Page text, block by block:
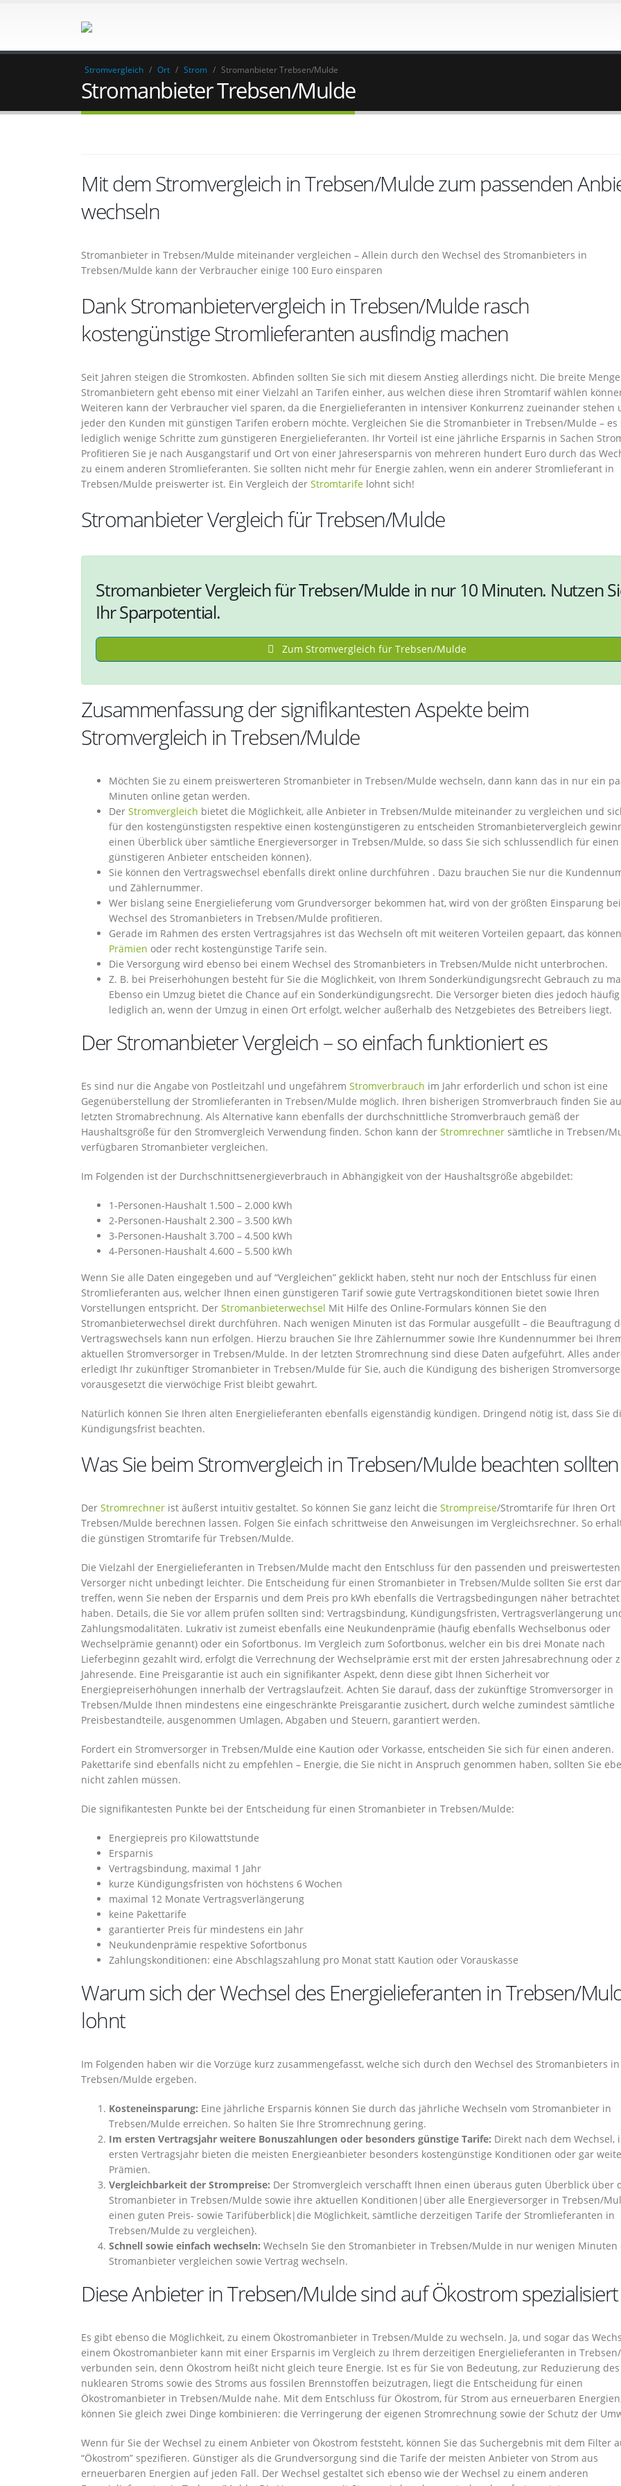
Stromvergleich / Ort / Strom / Stromanbieter Trebsen/Mulde
Stromanbieter Trebsen/Mulde
Mit dem Stromvergleich in Trebsen/Mulde zum passenden
wechseln
Stromanbieter in Trebsen/Mulde miteinander vergleichen – Allein durch den Wechsel des Stromanbieters in
Trebsen/Mulde kann der Verbraucher einige 100 Euro einsparen
Dank Stromanbietervergleich in Trebsen/Mulde rasch
kostengünstige Stromlieferanten ausfindig machen
Seit Jahren steigen die Stromkosten. Abfinden sollten Sie sich mit diesem Anstieg allerdings nicht. Die breite
Stromanbietern geht ebenso mit einer Vielzahl an Tarifen einher, aus welchen diese ihren Stromtarif wählen
Weiteren kann der Verbraucher viel sparen, da die Energielieferanten in intensiver Konkurrenz zueinander stehen
jeder den Kunden mit günstigen Tarifen erobern möchte. Vergleichen Sie die Stromanbieter in Trebsen/Mulde – es
lediglich wenige Schritte zum günstigeren Energielieferanten. Ihr Vorteil ist eine jährliche Ersparnis in Sachen
Profitieren Sie je nach Ausgangstarif und Ort von einer Jahresersparnis von mehreren hundert Euro durch das
zu einem anderen Stromlieferanten. Sie sollten nicht mehr für Energie zahlen, wenn ein anderer Stromlieferant in
Trebsen/Mulde preiswerter ist. Ein Vergleich der Stromtarife lohnt sich!
Stromanbieter Vergleich für Trebsen/Mulde
Stromanbieter Vergleich für Trebsen/Mulde in nur 10 Minuten. Nutzen
Ihr Sparpotential.
Zum Stromvergleich für Trebsen/Mulde
Zusammenfassung der signifikantesten Aspekte beim
Stromvergleich in Trebsen/Mulde
Möchten Sie zu einem preiswerteren Stromanbieter in Trebsen/Mulde wechseln, dann kann das in nur ein
Minuten online getan werden.
Der Stromvergleich bietet die Möglichkeit, alle Anbieter in Trebsen/Mulde miteinander zu vergleichen und
für den kostengünstigsten respektive einen kostengünstigeren zu entscheiden Stromanbietervergleich
einen Überblick über sämtliche Energieversorger in Trebsen/Mulde, so dass Sie sich schlussendlich für einen
günstigeren Anbieter entscheiden können}.
Sie können den Vertragswechsel ebenfalls direkt online durchführen . Dazu brauchen Sie nur die
und Zählernummer.
Wer bislang seine Energielieferung vom Grundversorger bekommen hat, wird von der größten Einsparung
Wechsel des Stromanbieters in Trebsen/Mulde profitieren.
Gerade im Rahmen des ersten Vertragsjahres ist das Wechseln oft mit weiteren Vorteilen gepaart, das können
Prämien oder recht kostengünstige Tarife sein.
Die Versorgung wird ebenso bei einem Wechsel des Stromanbieters in Trebsen/Mulde nicht unterbrochen.
Z. B. bei Preiserhöhungen besteht für Sie die Möglichkeit, von Ihrem Sonderkündigungsrecht Gebrauch zu
Ebenso ein Umzug bietet die Chance auf ein Sonderkündigungsrecht. Die Versorger bieten dies jedoch häufig
lediglich an, wenn der Umzug in einen Ort erfolgt, welcher außerhalb des Netzgebietes des Betreibers liegt.
Der Stromanbieter Vergleich – so einfach funktioniert es
Es sind nur die Angabe von Postleitzahl und ungefährem Stromverbrauch im Jahr erforderlich und schon ist eine
Gegenüberstellung der Stromlieferanten in Trebsen/Mulde möglich. Ihren bisherigen Stromverbrauch finden Sie
letzten Stromabrechnung. Als Alternative kann ebenfalls der durchschnittliche Stromverbrauch gemäß der
Haushaltsgröße für den Stromvergleich Verwendung finden. Schon kann der Stromrechner sämtliche in Trebsen/
verfügbaren Stromanbieter vergleichen.
Im Folgenden ist der Durchschnittsenergieverbrauch in Abhängigkeit von der Haushaltsgröße abgebildet:
1-Personen-Haushalt 1.500 – 2.000 kWh
2-Personen-Haushalt 2.300 – 3.500 kWh
3-Personen-Haushalt 3.700 – 4.500 kWh
4-Personen-Haushalt 4.600 – 5.500 kWh
Wenn Sie alle Daten eingegeben und auf “Vergleichen” geklickt haben, steht nur noch der Entschluss für einen
Stromlieferanten aus, welcher Ihnen einen günstigeren Tarif sowie gute Vertragskonditionen bietet sowie Ihren
Vorstellungen entspricht. Der Stromanbieterwechsel Mit Hilfe des Online-Formulars können Sie den
Stromanbieterwechsel direkt durchführen. Nach wenigen Minuten ist das Formular ausgefüllt – die Beauftragung
Vertragswechsels kann nun erfolgen. Hierzu brauchen Sie Ihre Zählernummer sowie Ihre Kundennummer bei
aktuellen Stromversorger in Trebsen/Mulde. In der letzten Stromrechnung sind diese Daten aufgeführt. Alles
erledigt Ihr zukünftiger Stromanbieter in Trebsen/Mulde für Sie, auch die Kündigung des bisherigen
vorausgesetzt die vierwöchige Frist bleibt gewahrt.
Natürlich können Sie Ihren alten Energielieferanten ebenfalls eigenständig kündigen. Dringend nötig ist, dass Sie
Kündigungsfrist beachten.
Was Sie beim Stromvergleich in Trebsen/Mulde beachten sollten
Der Stromrechner ist äußerst intuitiv gestaltet. So können Sie ganz leicht die Strompreise/Stromtarife für Ihren Ort
Trebsen/Mulde berechnen lassen. Folgen Sie einfach schrittweise den Anweisungen im Vergleichsrechner. So
die günstigen Stromtarife für Trebsen/Mulde.
Die Vielzahl der Energielieferanten in Trebsen/Mulde macht den Entschluss für den passenden und preiswertesten
Versorger nicht unbedingt leichter. Die Entscheidung für einen Stromanbieter in Trebsen/Mulde sollten Sie erst
treffen, wenn Sie neben der Ersparnis und dem Preis pro kWh ebenfalls die Vertragsbedingungen näher betrachtet
haben. Details, die Sie vor allem prüfen sollten sind: Vertragsbindung, Kündigungsfristen, Vertragsverlängerung
Zahlungsmodalitäten. Lukrativ ist zumeist ebenfalls eine Neukundenprämie (häufig ebenfalls Wechselbonus oder
Wechselprämie genannt) oder ein Sofortbonus. Im Vergleich zum Sofortbonus, welcher ein bis drei Monate nach
Lieferbeginn gezahlt wird, erfolgt die Verrechnung der Wechselprämie erst mit der ersten Jahresabrechnung oder
Jahresende. Eine Preisgarantie ist auch ein signifikanter Aspekt, denn diese gibt Ihnen Sicherheit vor
Energiepreiserhöhungen innerhalb der Vertragslaufzeit. Achten Sie darauf, dass der zukünftige Stromversorger in
Trebsen/Mulde Ihnen mindestens eine eingeschränkte Preisgarantie zusichert, durch welche zumindest sämtliche
Preisbestandteile, ausgenommen Umlagen, Abgaben und Steuern, garantiert werden.
Fordert ein Stromversorger in Trebsen/Mulde eine Kaution oder Vorkasse, entscheiden Sie sich für einen anderen.
Pakettarife sind ebenfalls nicht zu empfehlen – Energie, die Sie nicht in Anspruch genommen haben, sollten Sie
nicht zahlen müssen.
Die signifikantesten Punkte bei der Entscheidung für einen Stromanbieter in Trebsen/Mulde:
Energiepreis pro Kilowattstunde
Ersparnis
Vertragsbindung, maximal 1 Jahr
kurze Kündigungsfristen von höchstens 6 Wochen
maximal 12 Monate Vertragsverlängerung
keine Pakettarife
garantierter Preis für mindestens ein Jahr
Neukundenprämie respektive Sofortbonus
Zahlungskonditionen: eine Abschlagszahlung pro Monat statt Kaution oder Vorauskasse
Warum sich der Wechsel des Energielieferanten in Trebsen/
lohnt
Im Folgenden haben wir die Vorzüge kurz zusammengefasst, welche sich durch den Wechsel des Stromanbieters in
Trebsen/Mulde ergeben.
Kosteneinsparung: Eine jährliche Ersparnis können Sie durch das jährliche Wechseln vom Stromanbieter in
Trebsen/Mulde erreichen. So halten Sie Ihre Stromrechnung gering.
Im ersten Vertragsjahr weitere Bonuszahlungen oder besonders günstige Tarife: Direkt nach dem Wechsel,
ersten Vertragsjahr bieten die meisten Energieanbieter besonders kostengünstige Konditionen oder gar
Prämien.
Vergleichbarkeit der Strompreise: Der Stromvergleich verschafft Ihnen einen überaus guten Überblick über
Stromanbieter in Trebsen/Mulde sowie ihre aktuellen Konditionen|über alle Energieversorger in Trebsen/
einen guten Preis- sowie Tarifüberblick|die Möglichkeit, sämtliche derzeitigen Tarife der Stromlieferanten in
Trebsen/Mulde zu vergleichen}.
Schnell sowie einfach wechseln: Wechseln Sie den Stromanbieter in Trebsen/Mulde in nur wenigen Minuten
Stromanbieter vergleichen sowie Vertrag wechseln.
Diese Anbieter in Trebsen/Mulde sind auf Ökostrom spezialisiert
Es gibt ebenso die Möglichkeit, zu einem Ökostromanbieter in Trebsen/Mulde zu wechseln. Ja, und sogar das
einem Ökostromanbieter kann mit einer Ersparnis im Vergleich zu Ihrem derzeitigen Energielieferanten in
verbunden sein, denn Ökostrom heißt nicht gleich teure Energie. Ist es für Sie von Bedeutung, zur Reduzierung des
nuklearen Stroms sowie des Stroms aus fossilen Brennstoffen beizutragen, liegt die Entscheidung für einen
Ökostromanbieter in Trebsen/Mulde nahe. Mit dem Entschluss für Ökostrom, für Strom aus erneuerbaren
können Sie gleich zwei Dinge kombinieren: die Verringerung der eigenen Stromrechnung sowie der Schutz der
Wenn für Sie der Wechsel zu einem Anbieter von Ökostrom feststeht, können Sie das Suchergebnis mit dem Filter
“Ökostrom” spezifieren. Günstiger als die Grundversorgung sind die Tarife der meisten Anbieter von Strom aus
erneuerbaren Energien auf jeden Fall. Der Wechsel gestaltet sich ebenso wie der Wechsel zu einem anderen